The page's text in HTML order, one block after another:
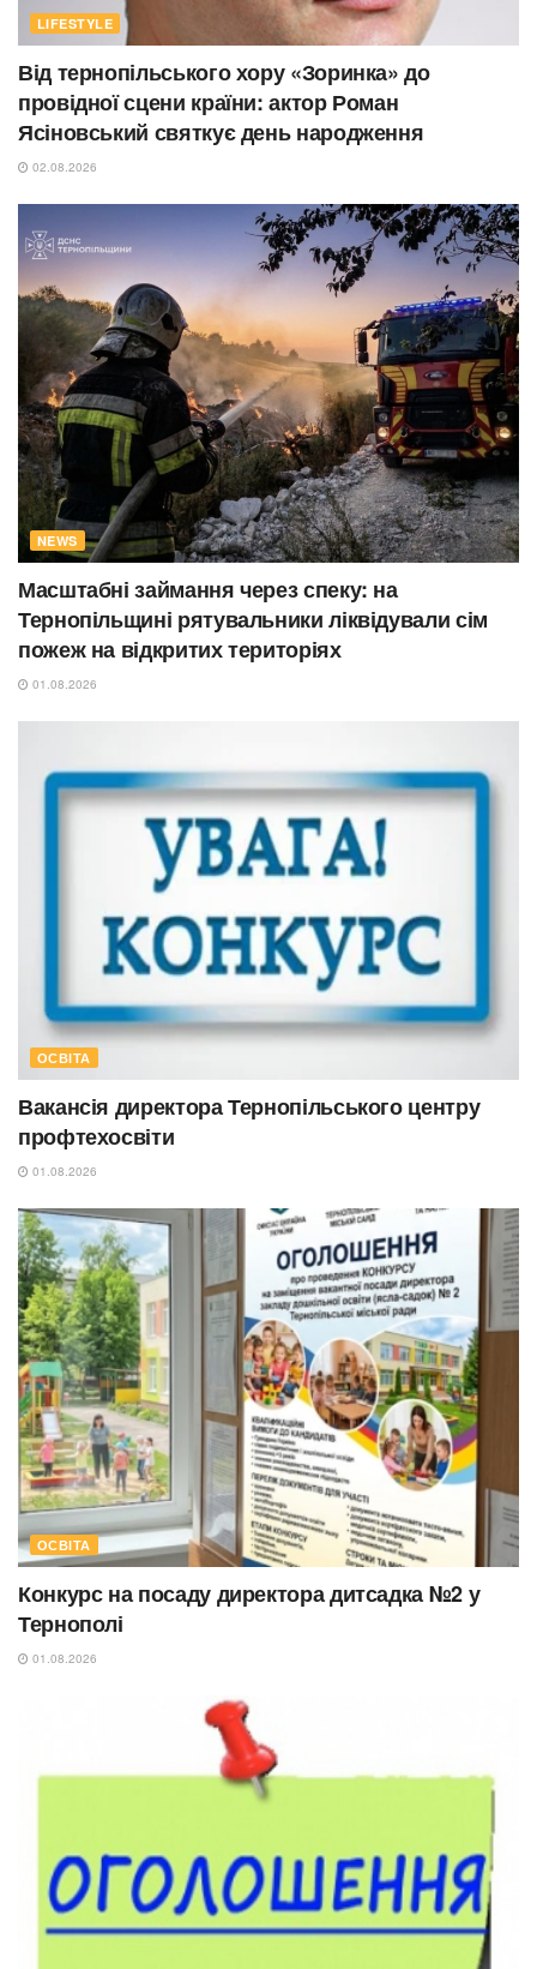
LIFESTYLE
Від тернопільського хору «Зоринка» до
провідної сцени країни: актор Роман
Ясіновський святкує день народження
02.08.2026
NEWS
Масштабні займання через спеку: на
Тернопільщині рятувальники ліквідували сім
пожеж на відкритих територіях
01.08.2026
ОСВІТА
Вакансія директора Тернопільського центру
профтехосвіти
01.08.2026
ОСВІТА
Конкурс на посаду директора дитсадка №2 у
Тернополі
01.08.2026